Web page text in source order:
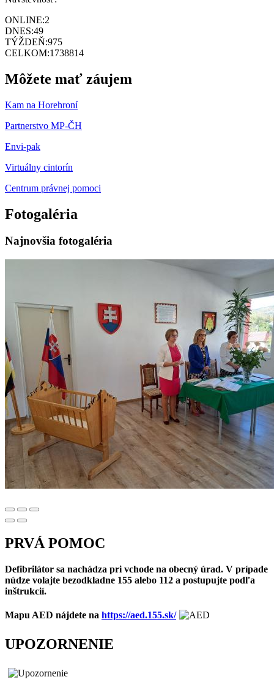
ONLINE:2
DNES:49
TÝŽDEŇ:975
CELKOM:1738814
Môžete mať záujem
Kam na Horehroní
Partnerstvo MP-ČH
Envi-pak
Virtuálny cintorín
Centrum právnej pomoci
Fotogaléria
Najnovšia fotogaléria
PRVÁ POMOC
Defibrilátor sa nachádza pri vchode na obecný úrad. V prípade
núdze volajte bezodkladne 155 alebo 112 a postupujte podľa
inštrukcií.
Mapu AED nájdete na https://aed.155.sk/
UPOZORNENIE